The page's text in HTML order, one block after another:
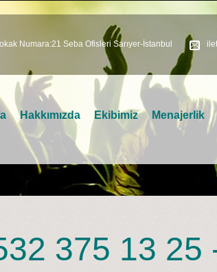
Numara:21 Seba Ofisleri Sarıyer-İstanbul
Hakkımızda Ekibimiz Menajerlik
375 13